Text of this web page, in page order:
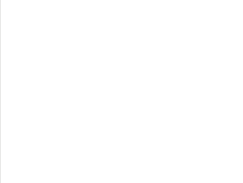
Algumas peças desenvolvidas ao